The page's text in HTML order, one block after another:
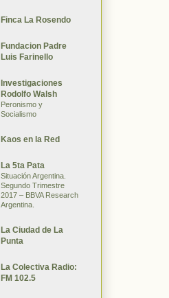
Finca La Rosendo
Fundacion Padre
Luis Farinello
Investigaciones
Rodolfo Walsh
Peronismo y
Socialismo
Kaos en la Red
La 5ta Pata
Situación Argentina.
Segundo Trimestre
2017 – BBVA Research
Argentina.
La Ciudad de La
Punta
La Colectiva Radio:
FM 102.5